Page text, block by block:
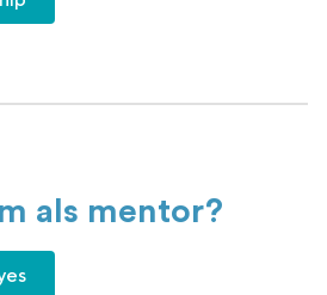
als mentor?